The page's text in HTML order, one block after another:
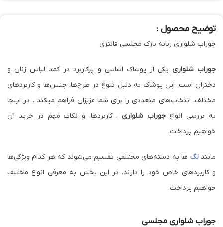
توضیح محصول :
جوراب شلواری زنانه نازک مجلسی فانتزی
جوراب شلواری یکی از پوشاک اساسی و پرکاربرد در کمد لباس زنان و
دختران است. این پوشاک به دلیل تنوع در طرح‌ها، جنس‌ها و کاربردهای
مختلف، انتخاب‌های متعددی را برای شما عزیزان فراهم میکند . در اینجا
به بررسی انواعجوراب شلواری ، کاربردها، و نکات مهم در خرید آن
خواهیم پرداخت.
مانندلگ ها به دسته‌های مختلفی تقسیم می‌شوند که هر کدام ویژگی‌ها
و کاربردهای خاص خود را دارند. در این بخش به معرفی انواع مختلف
خواهیم پرداخت.
جوراب شلواری مجلسی